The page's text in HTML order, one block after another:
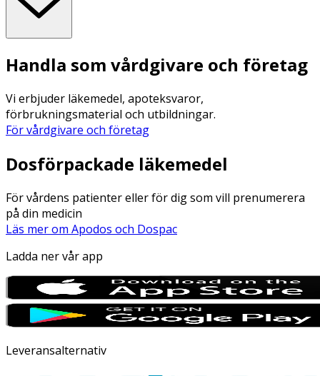
Handla som vårdgivare och företag
Vi erbjuder läkemedel, apoteksvaror,
förbrukningsmaterial och utbildningar.
För vårdgivare och företag
Dosförpackade läkemedel
För vårdens patienter eller för dig som vill prenumerera
på din medicin
Läs mer om Apodos och Dospac
Ladda ner vår app
Leveransalternativ